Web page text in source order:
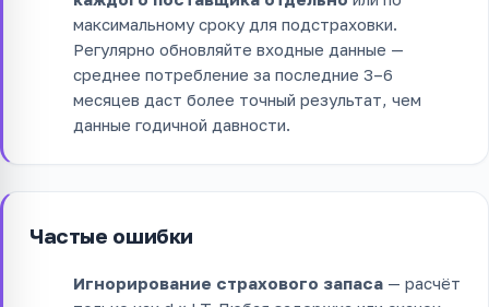
максимальному сроку для подстраховки.
Регулярно обновляйте входные данные —
среднее потребление за последние 3–6
месяцев даст более точный результат, чем
данные годичной давности.
Частые ошибки
Игнорирование страхового запаса — расчёт